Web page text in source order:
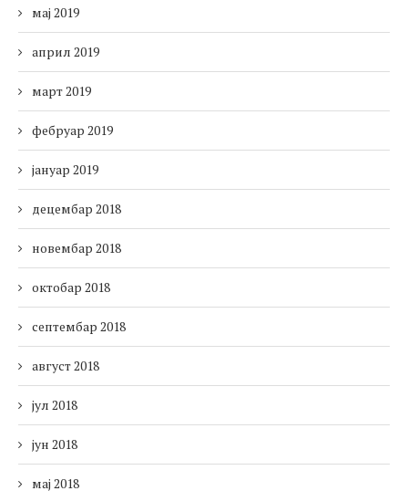
мај 2019
април 2019
март 2019
фебруар 2019
јануар 2019
децембар 2018
новембар 2018
октобар 2018
септембар 2018
август 2018
јул 2018
јун 2018
мај 2018